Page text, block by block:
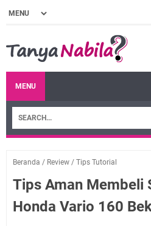
MENU
Beranda / Review / Tips Tutorial
Tips Aman Membeli
Honda Vario 160